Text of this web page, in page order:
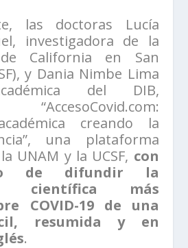
las doctoras Lucía
investigadora de la
California en San
y Dania Nimbe Lima
del DIB,
“AccesoCovid.com:
creando la
una plataforma
UNAM y la UCSF, con
de difundir la
científica más
COVID-19 de una
resumida y en
.